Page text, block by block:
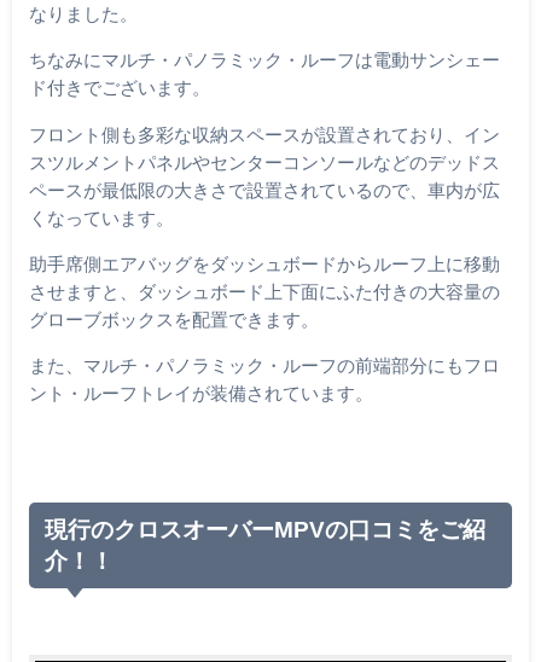
なりました。
ちなみにマルチ・パノラミック・ルーフは電動サンシェー
ド付きでございます。
フロント側も多彩な収納スペースが設置されており、イン
スツルメントパネルやセンターコンソールなどのデッドス
ペースが最低限の大きさで設置されているので、車内が広
くなっています。
助手席側エアバッグをダッシュボードからルーフ上に移動
させますと、ダッシュボード上下面にふた付きの大容量の
グローブボックスを配置できます。
また、マルチ・パノラミック・ルーフの前端部分にもフロ
ント・ルーフトレイが装備されています。
現行のクロスオーバーMPVの口コミをご紹
介！！